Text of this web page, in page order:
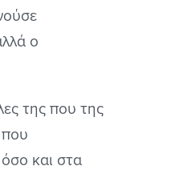
ο
της που της
που
και στα